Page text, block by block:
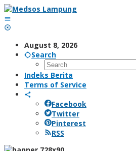
Skip
to
content
August 8, 2026
Search
Indeks Berita
Terms of Service
Facebook
Twitter
Pinterest
RSS